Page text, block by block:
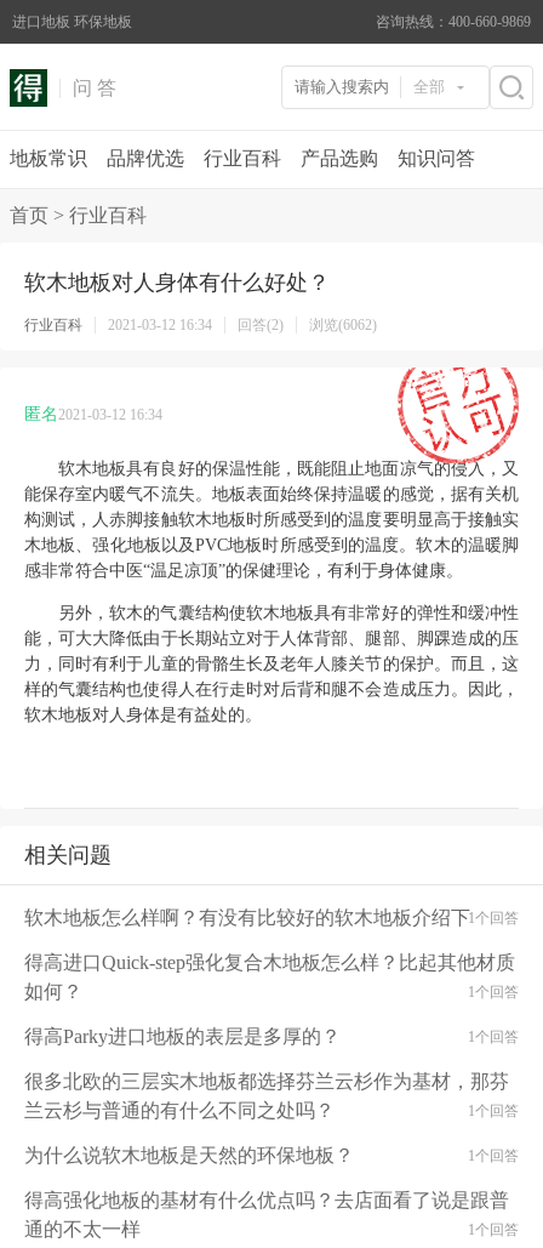
进口地板 环保地板 咨询热线：400-660-9869
问 答 全部
地板常识 品牌优选 行业百科 产品选购 知识问答
首页 > 行业百科
软木地板对人身体有什么好处？
行业百科 2021-03-12 16:34 回答(2) 浏览(6062)
匿名2021-03-12 16:34
软木地板具有良好的保温性能，既能阻止地面凉气的侵入，又
能保存室内暖气不流失。地板表面始终保持温暖的感觉，据有关机
构测试，人赤脚接触软木地板时所感受到的温度要明显高于接触实
木地板、强化地板以及PVC地板时所感受到的温度。软木的温暖脚
感非常符合中医“温足凉顶”的保健理论，有利于身体健康。
另外，软木的气囊结构使软木地板具有非常好的弹性和缓冲性
能，可大大降低由于长期站立对于人体背部、腿部、脚踝造成的压
力，同时有利于儿童的骨骼生长及老年人膝关节的保护。而且，这
样的气囊结构也使得人在行走时对后背和腿不会造成压力。因此，
软木地板对人身体是有益处的。
相关问题
软木地板怎么样啊？有没有比较好的软木地板介绍下1个回答
得高进口Quick-step强化复合木地板怎么样？比起其他材质
如何？
1个回答
得高Parky进口地板的表层是多厚的？ 1个回答
很多北欧的三层实木地板都选择芬兰云杉作为基材，那芬
兰云杉与普通的有什么不同之处吗？
1个回答
为什么说软木地板是天然的环保地板？ 1个回答
得高强化地板的基材有什么优点吗？去店面看了说是跟普
通的不太一样
1个回答